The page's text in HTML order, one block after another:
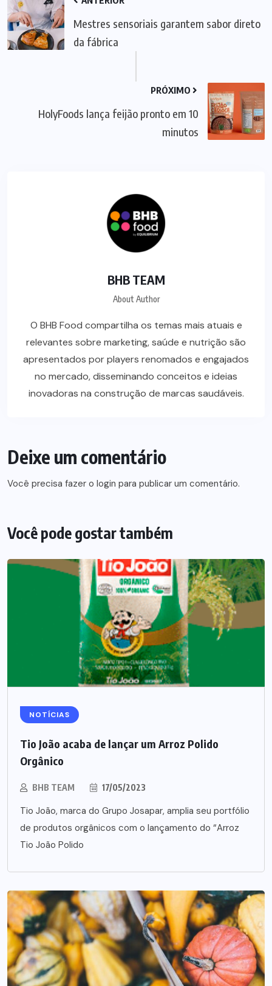
Mestres sensoriais garantem sabor direto
da fábrica
PRÓXIMO
HolyFoods lança feijão pronto em 10
minutos
BHB TEAM
About Author
O BHB Food compartilha os temas mais atuais e
relevantes sobre marketing, saúde e nutrição são
apresentados por players renomados e engajados
no mercado, disseminando conceitos e ideias
inovadoras na construção de marcas saudáveis.
Deixe um comentário
Você precisa fazer o login para publicar um comentário.
Você pode gostar também
NOTÍCIAS
Tio João acaba de lançar um Arroz Polido
Orgânico
BHB TEAM 17/05/2023
Tio João, marca do Grupo Josapar, amplia seu portfólio
de produtos orgânicos com o lançamento do “Arroz
Tio João Polido